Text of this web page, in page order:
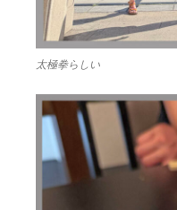
太極拳らしい